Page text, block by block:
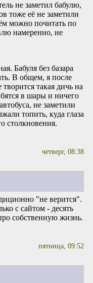
не заметил бабулю,
тоже её не заметили
можно почитать по
намеренно, не
Бабуля без базара
В общем, я после
такая дичь на
в шары и ничего
не заметили
топить, куда глаза
столкновения.
четверг, 08:38
"не верится".
с сайтом - десять
собственную жизнь.
пятница, 09:52